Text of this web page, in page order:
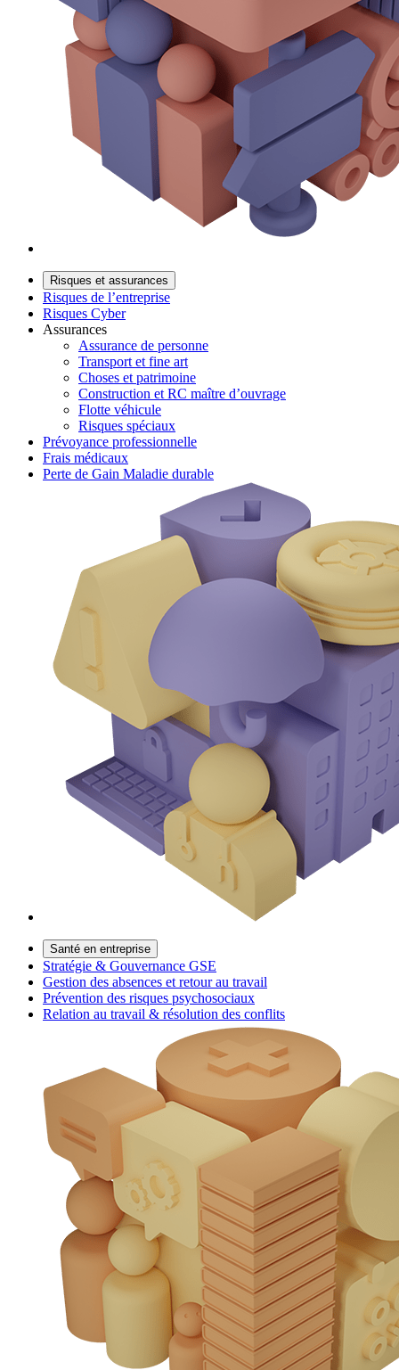
Risques et assurances
Risques de l’entreprise
Risques Cyber
Assurances
Assurance de personne
Transport et fine art
Choses et patrimoine
Construction et RC maître d’ouvrage
Flotte véhicule
Risques spéciaux
Prévoyance professionnelle
Frais médicaux
Perte de Gain Maladie durable
Santé en entreprise
Stratégie & Gouvernance GSE
Gestion des absences et retour au travail
Prévention des risques psychosociaux
Relation au travail & résolution des conflits